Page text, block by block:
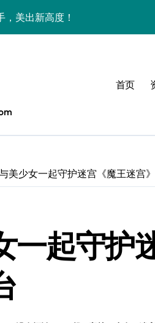
，美出新高度！
艳登场，三星新风尚来了！
性美颜全攻略，一键解锁高级感
籍：个性潮玩，点亮三星新视界
新秘籍：定制潮流无限可能
Flip6：折叠时尚，尽享炫美新体验
颜值封神！定制主题潮爆了
首页
美少女一起守护迷宫《魔王迷宫
一起守护